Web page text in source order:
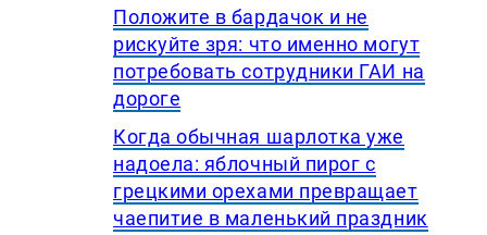
Положите в бардачок и не
рискуйте зря: что именно могут
потребовать сотрудники ГАИ на
дороге
Когда обычная шарлотка уже
надоела: яблочный пирог с
грецкими орехами превращает
чаепитие в маленький праздник